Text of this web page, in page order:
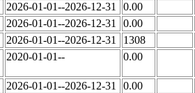
2026-01-01--2026-12-31 0.00
2026-01-01--2026-12-31 0.00
2026-01-01--2026-12-31 1308
2020-01-01-- 0.00
2026-01-01--2026-12-31 0.00